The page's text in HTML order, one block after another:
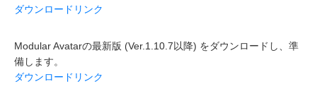
ダウンロードリンク
Modular Avatarの最新版 (Ver.1.10.7以降) をダウンロードし、準
備します。
ダウンロードリンク